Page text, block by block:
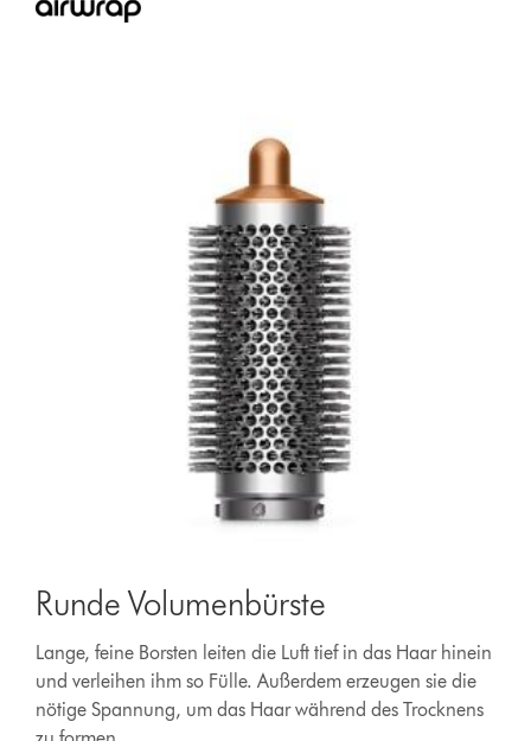
Runde Volumenbürste
Lange, feine Borsten leiten die Luft tief in das Haar hinein
und verleihen ihm so Fülle. Außerdem erzeugen sie die
nötige Spannung, um das Haar während des Trocknens